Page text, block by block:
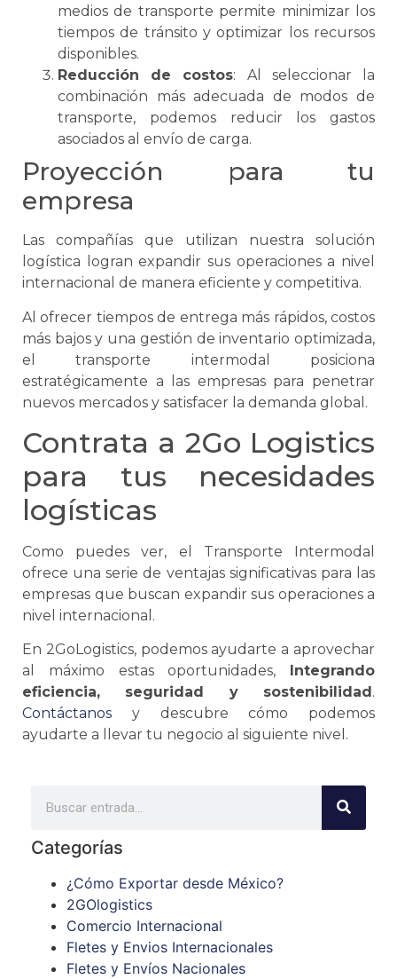
medios de transporte permite minimizar los
tiempos de tránsito y optimizar los recursos
disponibles.
Reducción de costos: Al seleccionar la
combinación más adecuada de modos de
transporte, podemos reducir los gastos
asociados al envío de carga.
Proyección para tu
empresa
Las compañías que utilizan nuestra solución
logística logran expandir sus operaciones a nivel
internacional de manera eficiente y competitiva.
Al ofrecer tiempos de entrega más rápidos, costos
más bajos y una gestión de inventario optimizada,
eltransporte intermodal
posiciona
estratégicamente a las empresas para penetrar
nuevos mercados y satisfacer la demanda global.
Contrata a 2Go Logistics
para tus necesidades
logísticas
Como puedes ver, el Transporte Intermodal
ofrece una serie de ventajas significativas para las
empresas que buscan expandir sus operaciones a
nivel internacional.
En 2GoLogistics, podemos ayudarte a aprovechar
al máximo estas oportunidades,
Integrando
eficiencia, seguridad y sostenibilidad .
Contáctanos y descubre cómo podemos
ayudarte a llevar tu negocio al siguiente nivel.
Categorías
¿Cómo Exportar desde México?
2GOlogistics
Comercio Internacional
Fletes y Envios Internacionales
Fletes y Envíos Nacionales